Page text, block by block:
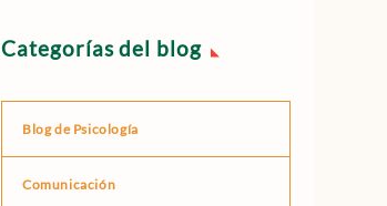
Categorías del blog
Blog de Psicología
Comunicación